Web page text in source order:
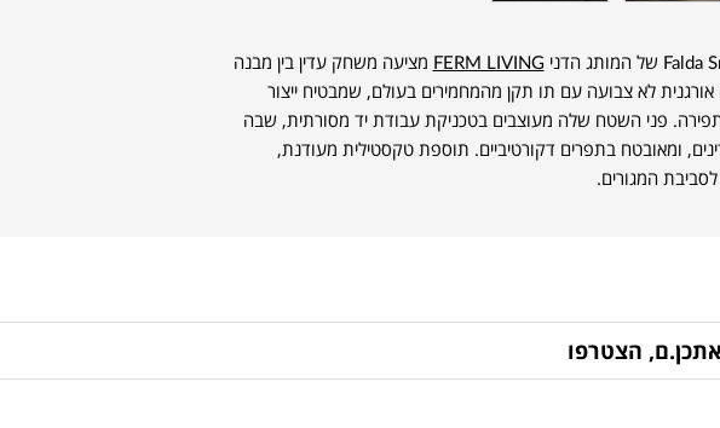
FERM LIVING מציעה משחק עדין בין מבנה
לא צבועה עם תו תקן מהמחמירים בעולם, שמבטיח ייצור
פני השטח שלה מעוצבים בטכניקת עבודת יד מסורתית, שבה
ומאובטח בתפרים דקורטיביים. תוספת טקסטילית מעודנת,
המגורים.
הצטרפו